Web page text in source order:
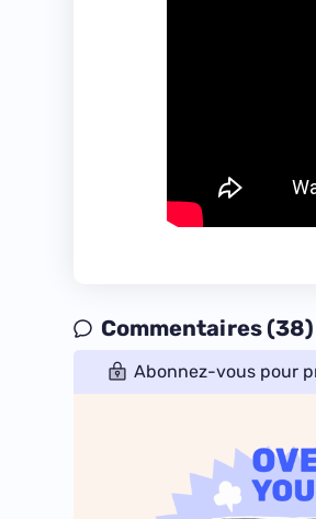
Commentaires (38)
Abonnez-vous pour